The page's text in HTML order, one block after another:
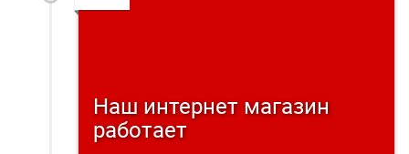
Наш интернет магазин
работает